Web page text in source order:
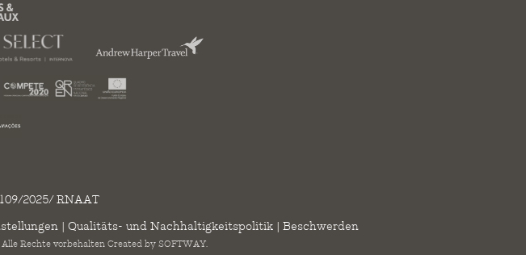
2025/ RNAAT
| Qualitäts- und Nachhaltigkeitspolitik | Beschwerden
Rechte vorbehalten Created by SOFTWAY.